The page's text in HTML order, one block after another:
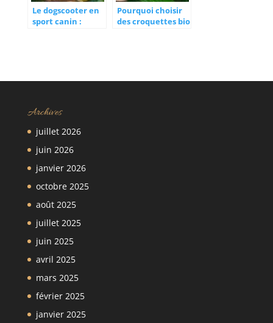
Le dogscooter en
sport canin :
Pourquoi choisir
des croquettes bio
Archives
juillet 2026
juin 2026
janvier 2026
octobre 2025
août 2025
juillet 2025
juin 2025
avril 2025
mars 2025
février 2025
janvier 2025